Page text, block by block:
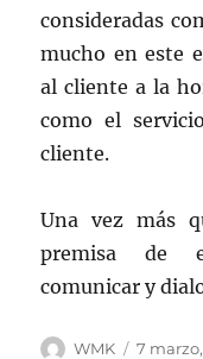
consideradas
mucho en este
al cliente a la
como el
cliente.
Una vez más
premisa de
comunicar y
Autor
WMK 7 marzo,